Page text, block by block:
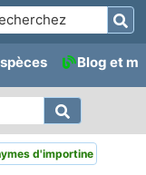
Blog et
d'importine